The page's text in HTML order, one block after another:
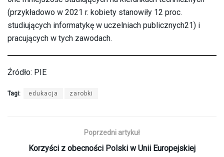
(przykładowo w 2021 r. kobiety stanowiły 12 proc.
studiujących informatykę w uczelniach publicznych21) i
pracujących w tych zawodach.
Źródło: PIE
Tagi: edukacja zarobki
Poprzedni artykuł
Korzyści z obecności Polski w Unii Europejskiej